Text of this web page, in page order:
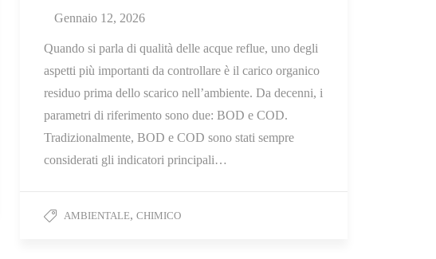
Gennaio 12, 2026
Quando si parla di qualità delle acque reflue, uno degli
aspetti più importanti da controllare è il carico organico
residuo prima dello scarico nell’ambiente. Da decenni, i
parametri di riferimento sono due: BOD e COD.
Tradizionalmente, BOD e COD sono stati sempre
considerati gli indicatori principali…
AMBIENTALE, CHIMICO